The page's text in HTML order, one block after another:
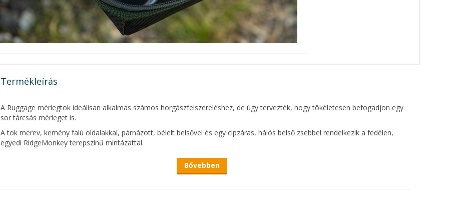
Termékleírás
A Ruggage mérlegtok ideálisan alkalmas számos horgászfelszereléshez, de úgy tervezték, hogy tökéletesen befogadjon egy
sor tárcsás mérleget is.
A tok merev, kemény falú oldalakkal, párnázott, bélelt belsővel és egy cipzáras, hálós belső zsebbel rendelkezik a fedélen,
egyedi RidgeMonkey terepszínű mintázattal.
A Ruggage termékcsalád moduláris, ami azt jelenti, hogy a kiegészítőtok könnyen illeszkedik a Ruggage termékcsalád többi
Bővebben